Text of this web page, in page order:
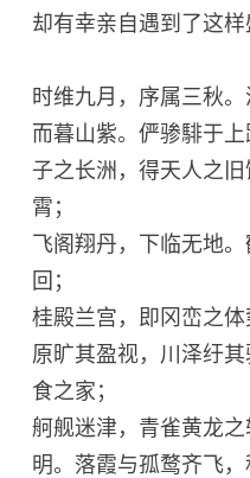
却有幸亲自遇到了这样
时维九月，序属三秋
而暮山紫。俨骖騑于
子之长洲，得天人之
霄；
飞阁翔丹，下临无地
回；
桂殿兰宫，即冈峦之
原旷其盈视，川泽纡
食之家；
舸舰迷津，青雀黄龙
明。落霞与孤鹜齐飞